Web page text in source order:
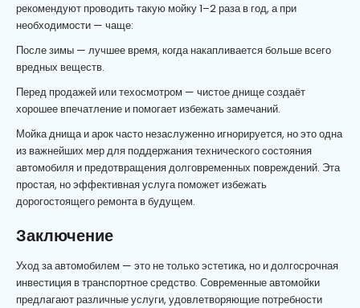
рекомендуют проводить такую мойку 1–2 раза в год, а при
необходимости — чаще:
После зимы — лучшее время, когда накапливается больше всего
вредных веществ.
Перед продажей или техосмотром — чистое днище создаёт
хорошее впечатление и помогает избежать замечаний.
Мойка днища и арок часто незаслуженно игнорируется, но это одна
из важнейших мер для поддержания технического состояния
автомобиля и предотвращения долговременных повреждений. Эта
простая, но эффективная услуга поможет избежать
дорогостоящего ремонта в будущем.
Заключение
Уход за автомобилем — это не только эстетика, но и долгосрочная
инвестиция в транспортное средство. Современные автомойки
предлагают различные услуги, удовлетворяющие потребности